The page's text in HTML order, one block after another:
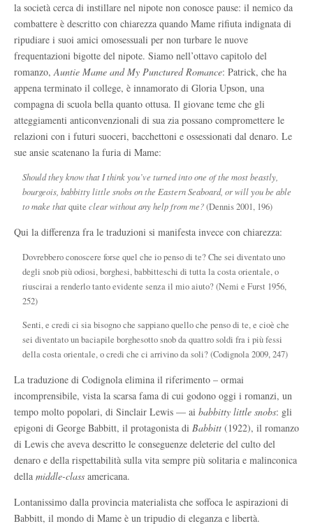
la società cerca di instillare nel nipote non conosce pause: il nemico da
combattere è descritto con chiarezza quando Mame rifiuta indignata di
ripudiare i suoi amici omosessuali per non turbare le nuove
frequentazioni bigotte del nipote. Siamo nell’ottavo capitolo del
romanzo,Auntie Mame and My Punctured Romance: Patrick, che ha
appena terminato il college, è innamorato di Gloria Upson, una
compagna di scuola bella quanto ottusa. Il giovane teme che gli
atteggiamenti anticonvenzionali di sua zia possano compromettere le
relazioni con i futuri suoceri, bacchettoni e ossessionati dal denaro. Le
sue ansie scatenano la furia di Mame:
Should they know that I think you’ve turned into one of the most beastly,
bourgeois, babbitty little snobs on the Eastern Seaboard, or will you be able
to make thatquite clear without any help from me?(Dennis 2001, 196)
Qui la differenza fra le traduzioni si manifesta invece con chiarezza:
Dovrebbero conoscere forse quel che io penso di te? Che sei diventato uno
degli snob più odiosi, borghesi, babbitteschi di tutta la costa orientale, o
riuscirai a renderlo tanto evidente senza il mio aiuto? (Nemi e Furst 1956,
252)
Senti, e credi ci sia bisogno che sappiano quello che penso di te, e cioè che
sei diventato un baciapile borghesotto snob da quattro soldi fra i più fessi
della costa orientale, o credi che ci arrivino da soli? (Codignola 2009, 247)
La traduzione di Codignola elimina il riferimento – ormai
incomprensibile, vista la scarsa fama di cui godono oggi i romanzi, un
tempo molto popolari, di Sinclair Lewis — ai babbitty little snobs: gli
epigoni di George Babbitt, il protagonista di Babbitt (1922), il romanzo
di Lewis che aveva descritto le conseguenze deleterie del culto del
denaro e della rispettabilità sulla vita sempre più solitaria e malinconica
della middle-class americana.
Lontanissimo dalla provincia materialista che soffoca le aspirazioni di
Babbitt, il mondo di Mame è un tripudio di eleganza e libertà.